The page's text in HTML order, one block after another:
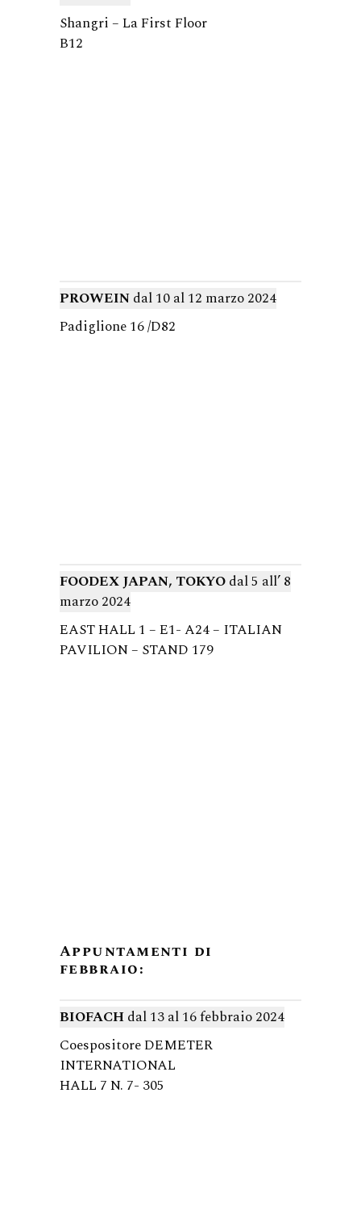
Shangri – La First Floor
B12
PROWEINdal 10 al 12 marzo 2024
Padiglione 16 /D82
FOODEX JAPAN, TOKYOdal 5 all’ 8
marzo 2024
EAST HALL 1 – E1- A24 – ITALIAN
PAVILION – STAND 179
Appuntamenti di
febbraio:
BIOFACHdal13 al 16 febbraio 2024
Coespositore DEMETER
INTERNATIONAL
HALL 7 N. 7- 305